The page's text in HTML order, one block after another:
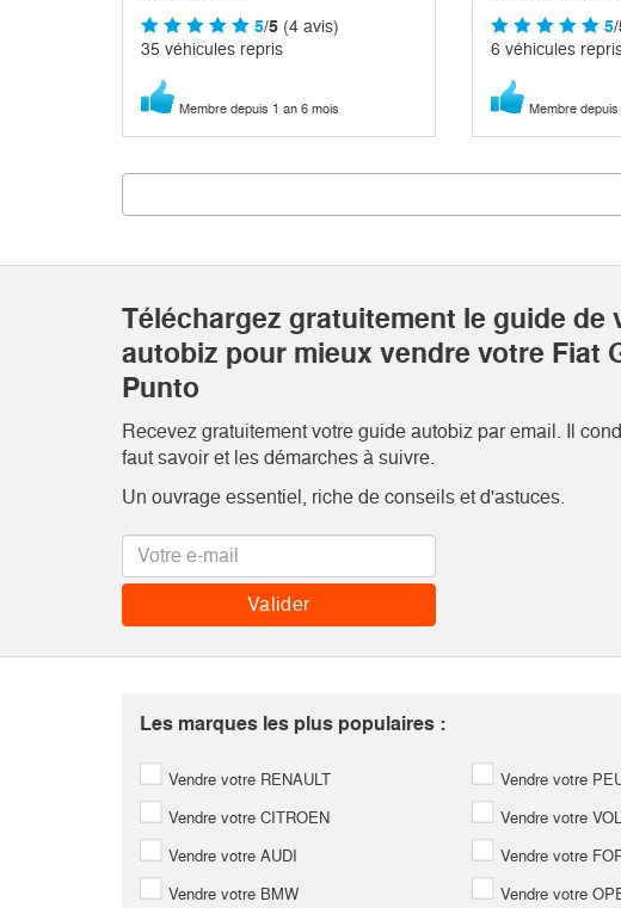
5/5 (4 avis)
35 véhicules repris
Membre depuis 1 an 6 mois
5/
6 véhicules
Membre depuis
Téléchargez gratuitement le guide de
autobiz pour mieux vendre votre Fiat
Punto
Recevez gratuitement votre guide autobiz par email. Il
faut savoir et les démarches à suivre.
Un ouvrage essentiel, riche de conseils et d'astuces.
Les marques les plus populaires :
Vendre votre RENAULT Vendre votre
Vendre votre CITROEN Vendre votre
Vendre votre AUDI Vendre votre
Vendre votre BMW Vendre votre